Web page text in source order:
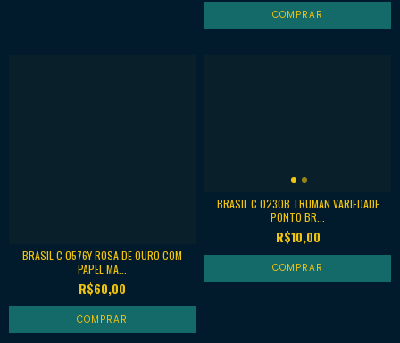
BRASIL C 0576Y ROSA DE OURO COM
PAPEL MA...
R$60,00
BRASIL C 0230B TRUMAN VARIEDADE
PONTO BR...
R$10,00